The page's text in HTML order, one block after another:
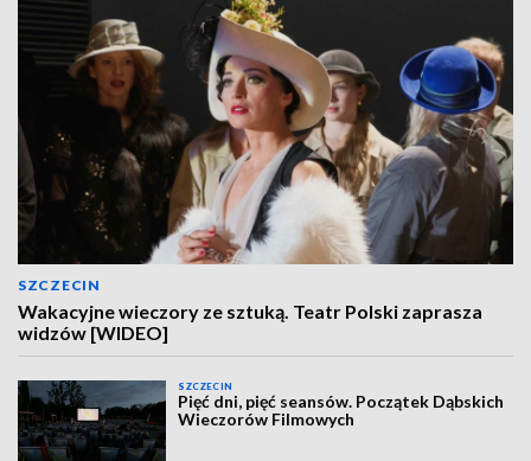
SZCZECIN
Wakacyjne wieczory ze sztuką. Teatr Polski zaprasza
widzów [WIDEO]
SZCZECIN
Pięć dni, pięć seansów. Początek Dąbskich
Wieczorów Filmowych